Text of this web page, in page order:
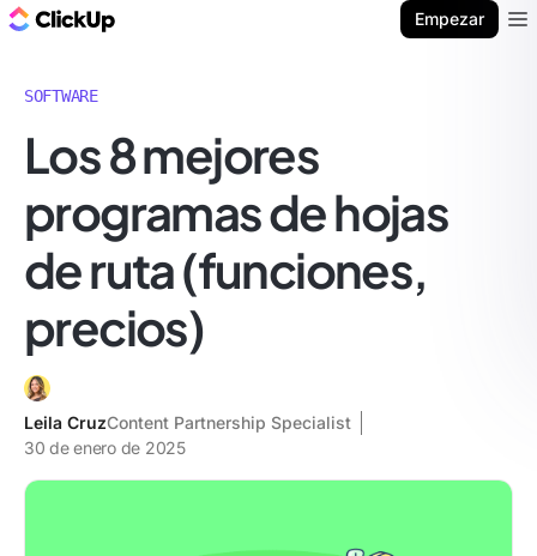
Empezar
SOFTWARE
Los 8 mejores
programas de hojas
de ruta (funciones,
precios)
Leila CruzContent Partnership Specialist
30 de enero de 2025